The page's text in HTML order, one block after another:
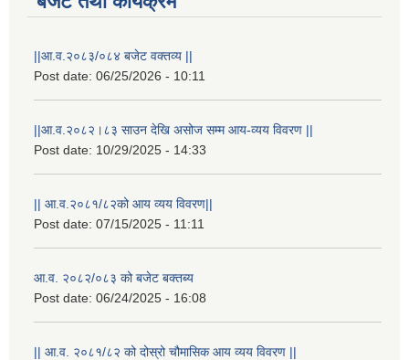
||आ.व.२०८३/०८४ बजेट वक्तव्य ||
Post date: 06/25/2026 - 10:11
||आ.व.२०८२।८३ साउन देखि असोज सम्म आय-व्यय विवरण ||
Post date: 10/29/2025 - 14:33
|| आ.व.२०८१/८२को आय व्यय विवरण||
Post date: 07/15/2025 - 11:11
आ.व. २०८२/०८३ को बजेट बक्तब्य
Post date: 06/24/2025 - 16:08
|| आ.व. २०८१/८२ को दोस्रो चौमासिक आय व्यय विवरण ||